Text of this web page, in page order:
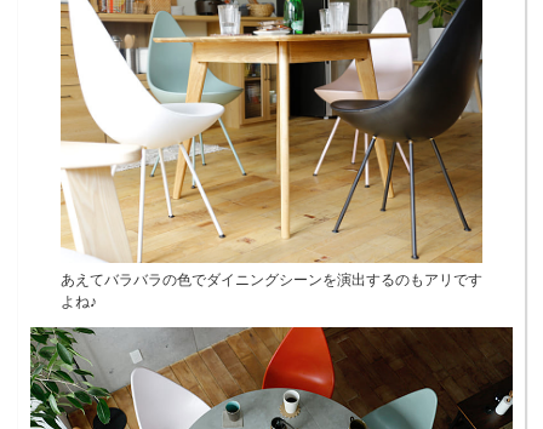
あえてバラバラの色でダイニングシーンを演出するのもアリです
よね♪